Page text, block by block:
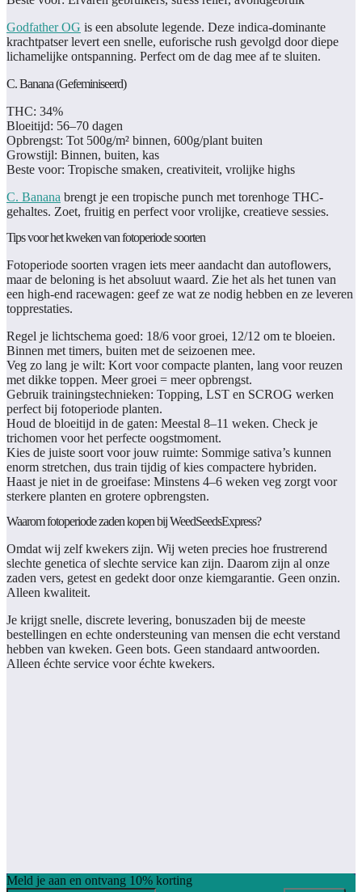
Godfather OG is een absolute legende. Deze indica-dominante
krachtpatser levert een snelle, euforische rush gevolgd door diepe
lichamelijke ontspanning. Perfect om de dag mee af te sluiten.
C. Banana (Gefeminiseerd)
THC: 34%
Bloeitijd: 56–70 dagen
Opbrengst: Tot 500g/m² binnen, 600g/plant buiten
Growstijl: Binnen, buiten, kas
Beste voor: Tropische smaken, creativiteit, vrolijke highs
C. Banana brengt je een tropische punch met torenhoge THC-
gehaltes. Zoet, fruitig en perfect voor vrolijke, creatieve sessies.
Tips voor het kweken van fotoperiode soorten
Fotoperiode soorten vragen iets meer aandacht dan autoflowers,
maar de beloning is het absoluut waard. Zie het als het tunen van
een high-end racewagen: geef ze wat ze nodig hebben en ze leveren
topprestaties.
Regel je lichtschema goed: 18/6 voor groei, 12/12 om te bloeien.
Binnen met timers, buiten met de seizoenen mee.
Veg zo lang je wilt: Kort voor compacte planten, lang voor reuzen
met dikke toppen. Meer groei = meer opbrengst.
Gebruik trainingstechnieken: Topping, LST en SCROG werken
perfect bij fotoperiode planten.
Houd de bloeitijd in de gaten: Meestal 8–11 weken. Check je
trichomen voor het perfecte oogstmoment.
Kies de juiste soort voor jouw ruimte: Sommige sativa’s kunnen
enorm stretchen, dus train tijdig of kies compactere hybriden.
Haast je niet in de groeifase: Minstens 4–6 weken veg zorgt voor
sterkere planten en grotere opbrengsten.
Waarom fotoperiode zaden kopen bij WeedSeedsExpress?
Omdat wij zelf kwekers zijn. Wij weten precies hoe frustrerend
slechte genetica of slechte service kan zijn. Daarom zijn al onze
zaden vers, getest en gedekt door onze kiemgarantie. Geen onzin.
Alleen kwaliteit.
Je krijgt snelle, discrete levering, bonuszaden bij de meeste
bestellingen en echte ondersteuning van mensen die echt verstand
hebben van kweken. Geen bots. Geen standaard antwoorden.
Alleen échte service voor échte kwekers.
Meld je aan en ontvang 10% korting